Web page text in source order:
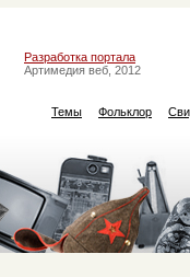
Разработка портала
Артимедия веб, 2012
Темы Фольклор